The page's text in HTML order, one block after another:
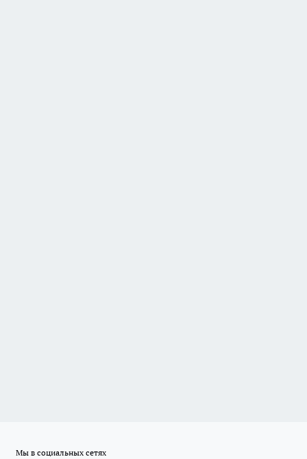
Мы в социальных сетях